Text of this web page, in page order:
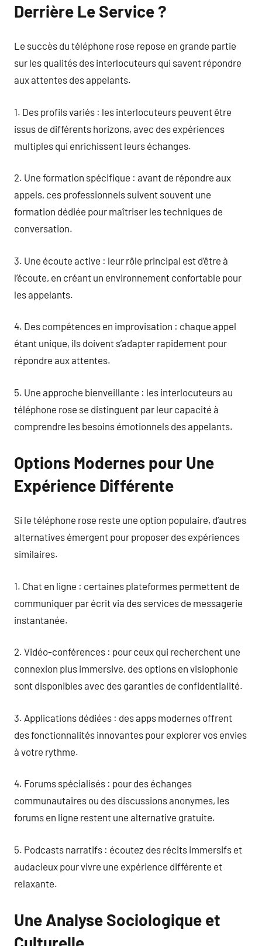
Derrière Le Service ?
Le succès du téléphone rose repose en grande partie
sur les qualités des interlocuteurs qui savent répondre
aux attentes des appelants.
1. Des profils variés : les interlocuteurs peuvent être
issus de différents horizons, avec des expériences
multiples qui enrichissent leurs échanges.
2. Une formation spécifique : avant de répondre aux
appels, ces professionnels suivent souvent une
formation dédiée pour maîtriser les techniques de
conversation.
3. Une écoute active : leur rôle principal est d’être à
l’écoute, en créant un environnement confortable pour
les appelants.
4. Des compétences en improvisation : chaque appel
étant unique, ils doivent s’adapter rapidement pour
répondre aux attentes.
5. Une approche bienveillante : les interlocuteurs au
téléphone rose se distinguent par leur capacité à
comprendre les besoins émotionnels des appelants.
Options Modernes pour Une
Expérience Différente
Si le téléphone rose reste une option populaire, d’autres
alternatives émergent pour proposer des expériences
similaires.
1. Chat en ligne : certaines plateformes permettent de
communiquer par écrit via des services de messagerie
instantanée.
2. Vidéo-conférences : pour ceux qui recherchent une
connexion plus immersive, des options en visiophonie
sont disponibles avec des garanties de confidentialité.
3. Applications dédiées : des apps modernes offrent
des fonctionnalités innovantes pour explorer vos envies
à votre rythme.
4. Forums spécialisés : pour des échanges
communautaires ou des discussions anonymes, les
forums en ligne restent une alternative gratuite.
5. Podcasts narratifs : écoutez des récits immersifs et
audacieux pour vivre une expérience différente et
relaxante.
Une Analyse Sociologique et